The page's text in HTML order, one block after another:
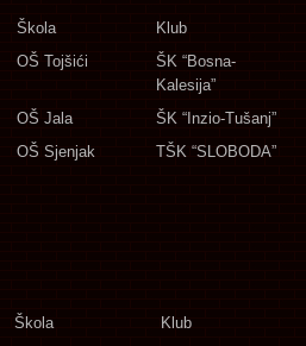
Škola
Klub
OŠ Tojšići
ŠK “Bosna-
Kalesija”
OŠ Jala
ŠK “Inzio-Tušanj”
OŠ Sjenjak TŠK “SLOBODA”
Škola Klub